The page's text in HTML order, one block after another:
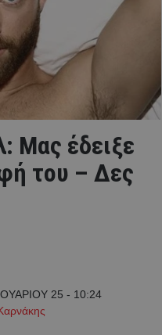
Μας έδειξε
του – Δες
25 - 10:24